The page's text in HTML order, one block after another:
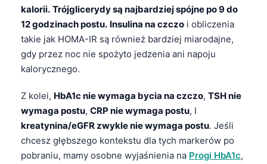
kalorii. Trójglicerydy są najbardziej spójne po 9 do
12 godzinach postu. Insulina na czczo i obliczenia
takie jak HOMA-IR są również bardziej miarodajne,
gdy przez noc nie spożyto jedzenia ani napoju
kalorycznego.
Z kolei, HbA1c nie wymaga bycia na czczo, TSH nie
wymaga postu, CRP nie wymaga postu, I
kreatynina/eGFR zwykle nie wymaga postu. Jeśli
chcesz głębszego kontekstu dla tych markerów po
pobraniu, mamy osobne wyjaśnienia na Progi HbA1c,